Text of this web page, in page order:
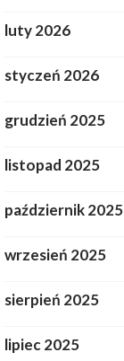
luty 2026
styczeń 2026
grudzień 2025
listopad 2025
październik 2025
wrzesień 2025
sierpień 2025
lipiec 2025